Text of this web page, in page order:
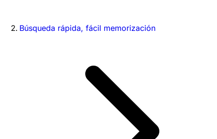
Búsqueda rápida, fácil memorización